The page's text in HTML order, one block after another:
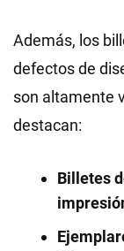
Además, los
defectos de
son altamente
destacan:
Billetes